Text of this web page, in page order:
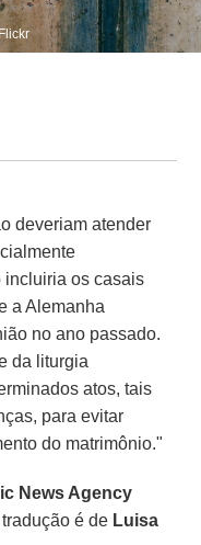
deveriam atender
incluiria os casais
a Alemanha
no ano passado.
da liturgia
atos, tais
para evitar
do matrimônio."
News Agency
é de Luisa